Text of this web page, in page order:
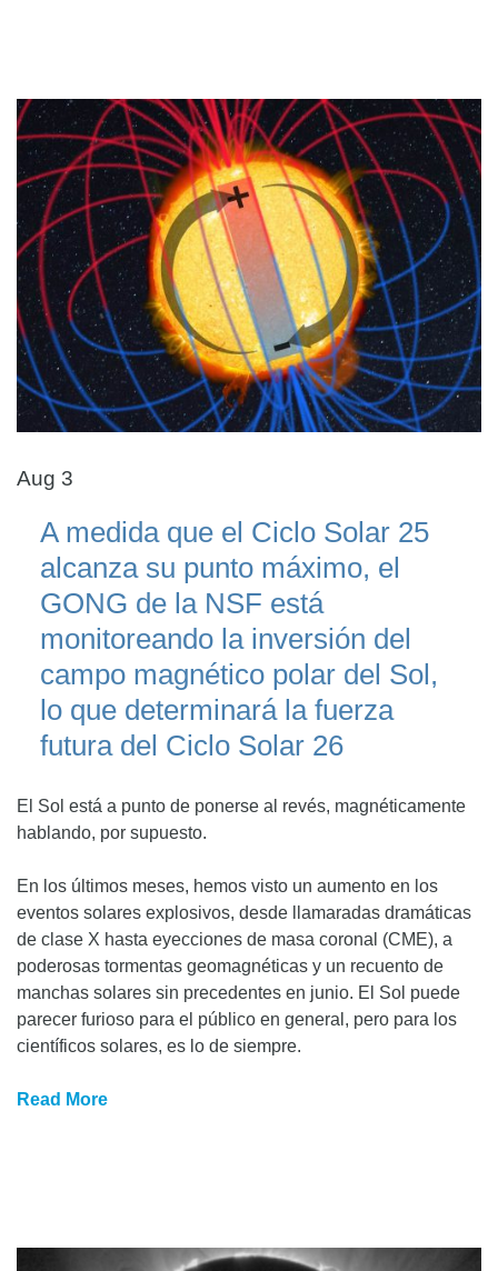
Aug 3
A medida que el Ciclo Solar 25
alcanza su punto máximo, el
GONG de la NSF está
monitoreando la inversión del
campo magnético polar del Sol,
lo que determinará la fuerza
futura del Ciclo Solar 26
El Sol está a punto de ponerse al revés, magnéticamente
hablando, por supuesto.
En los últimos meses, hemos visto un aumento en los
eventos solares explosivos, desde llamaradas dramáticas
de clase X hasta eyecciones de masa coronal (CME), a
poderosas tormentas geomagnéticas y un recuento de
manchas solares sin precedentes en junio. El Sol puede
parecer furioso para el público en general, pero para los
científicos solares, es lo de siempre.
Read More